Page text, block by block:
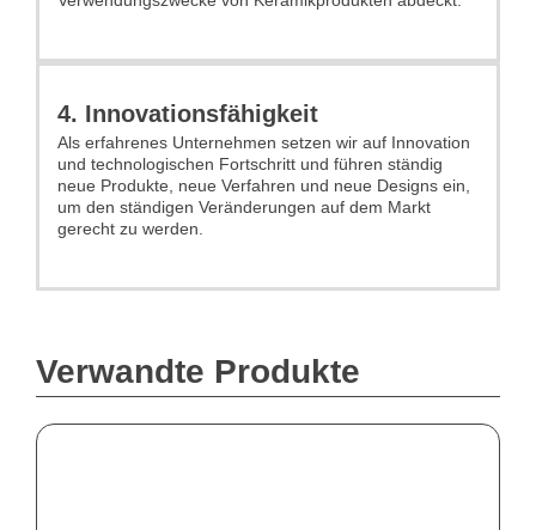
4. Innovationsfähigkeit
Als erfahrenes Unternehmen setzen wir auf Innovation
und technologischen Fortschritt und führen ständig
neue Produkte, neue Verfahren und neue Designs ein,
um den ständigen Veränderungen auf dem Markt
gerecht zu werden.
Verwandte Produkte